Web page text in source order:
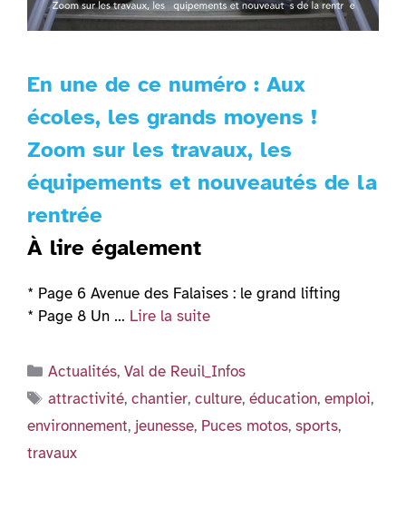
En une de ce numéro : Aux
écoles, les grands moyens !
Zoom sur les travaux, les
équipements et nouveautés de la
rentrée
À lire également
* Page 6 Avenue des Falaises : le grand lifting
* Page 8 Un … Lire la suite
Catégories
Actualités,Val de Reuil_Infos
Étiquettes
attractivité,chantier,culture,éducation,emploi,
environnement, jeunesse, Puces motos, sports,
travaux